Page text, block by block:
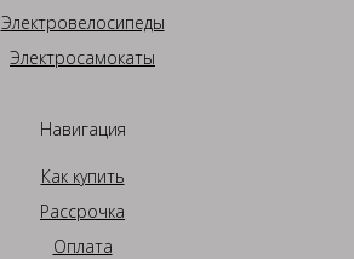
Электровелосипеды
Электросамокаты
Навигация
Как купить
Рассрочка
Оплата